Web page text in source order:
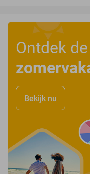
Ontdek
Bekijk nu